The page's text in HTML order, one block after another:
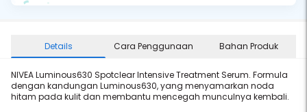
Details Cara Penggunaan Bahan Produk
NIVEA Luminous630 Spotclear Intensive Treatment Serum. Formula
dengan kandungan Luminous630, yang menyamarkan noda
hitam pada kulit dan membantu mencegah munculnya kembali.